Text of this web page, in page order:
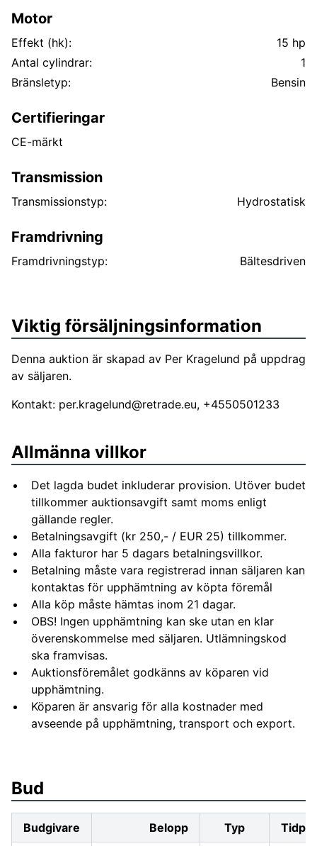
Motor
Effekt (hk):
15 hp
Antal cylindrar:
1
Bränsletyp:
Bensin
Certifieringar
CE-märkt
Transmission
Transmissionstyp: Hydrostatisk
Framdrivning
Framdrivningstyp: Bältesdriven
Viktig försäljningsinformation
Denna auktion är skapad av Per Kragelund på uppdrag
av säljaren.
Kontakt: per.kragelund@retrade.eu, +4550501233
Allmänna villkor
Det lagda budet inkluderar provision. Utöver budet
tillkommer auktionsavgift samt moms enligt
gällande regler.
Betalningsavgift (kr 250,- / EUR 25) tillkommer.
Alla fakturor har 5 dagars betalningsvillkor.
Betalning måste vara registrerad innan säljaren kan
kontaktas för upphämtning av köpta föremål
Alla köp måste hämtas inom 21 dagar.
OBS! Ingen upphämtning kan ske utan en klar
överenskommelse med säljaren. Utlämningskod
ska framvisas.
Auktionsföremålet godkänns av köparen vid
upphämtning.
Köparen är ansvarig för alla kostnader med
avseende på upphämtning, transport och export.
Bud
Budgivare Belopp Typ